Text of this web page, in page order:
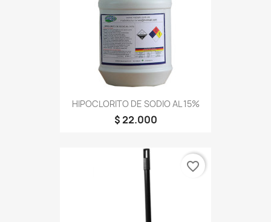
HIPOCLORITO DE SODIO AL 15%
$ 22.000
favorite_border